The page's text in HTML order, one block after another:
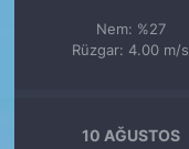
Nem: %27
Rüzgar: 4.00 m/s
10 AĞUSTOS